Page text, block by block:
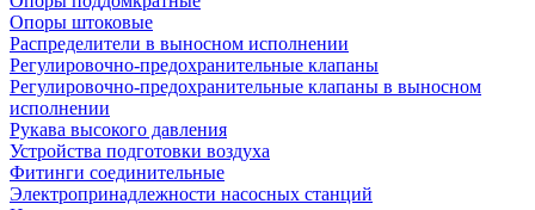
Опоры штоковые
Распределители в выносном исполнении
Регулировочно-предохранительные клапаны
Регулировочно-предохранительные клапаны в выносном
исполнении
Рукава высокого давления
Устройства подготовки воздуха
Фитинги соединительные
Электропринадлежности насосных станций